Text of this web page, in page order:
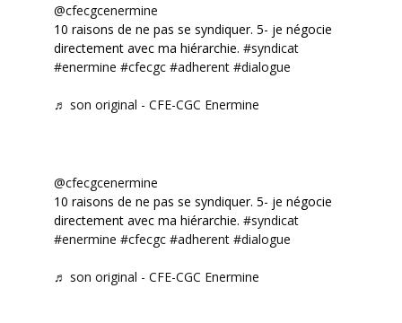
@cfecgcenermine
10 raisons de ne pas se syndiquer. 5- je négocie
directement avec ma hiérarchie. #syndicat
#enermine #cfecgc #adherent #dialogue
♬ son original - CFE-CGC Enermine
@cfecgcenermine
10 raisons de ne pas se syndiquer. 5- je négocie
directement avec ma hiérarchie. #syndicat
#enermine #cfecgc #adherent #dialogue
♬ son original - CFE-CGC Enermine